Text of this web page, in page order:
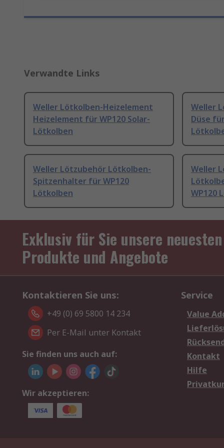
Verwandte Links
Weller Lötkolben-Heizelement
Heizelement für WP120 Solar-
Lötkolben
Weller
Düse
Weller Lötzubehör Lötkolben-
Spitzenhalter für WP120
Lötkolben
Weller
WP120
Exklusiv für Sie unsere neuesten
Produkte und Angebote
Kontaktieren Sie uns:
+49 (0) 69 5800 14 234
Per E-Mail unter Kontakt
Sie finden uns auch auf:
Wir akzeptieren:
Service
Value
Kontakt
Hilfe